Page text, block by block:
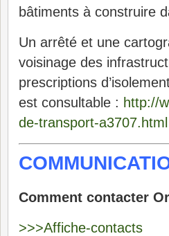
bâtiments à construire
Un arrêté et une
voisinage des
prescriptions
est consultable : http://
de-transport-a3707.html
Comment contacter
>>>Affiche-contacts